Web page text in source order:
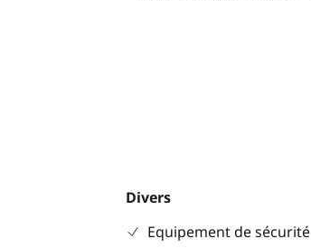
Divers
Equipement de sécurité